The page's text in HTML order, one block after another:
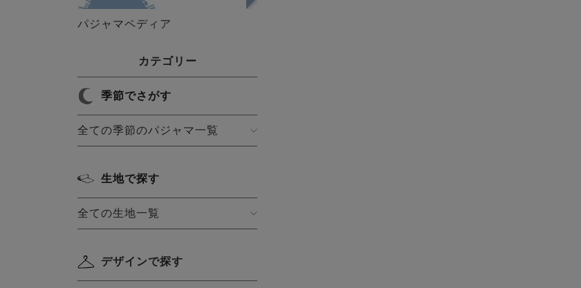
パジャマペディア
カテゴリー
季節でさがす
全ての季節のパジャマ一覧
生地で探す
全ての生地一覧
デザインで探す